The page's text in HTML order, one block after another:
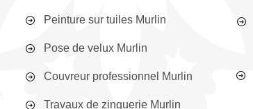
Peinture sur tuiles Murlin
Pose de velux Murlin
Couvreur professionnel Murlin
Travaux de zinguerie Murlin